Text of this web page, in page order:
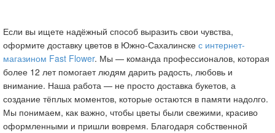
Если вы ищете надёжный способ выразить свои чувства,
оформите доставку цветов в Южно-Сахалинске с интернет-
магазином Fast Flower. Мы — команда профессионалов, которая
более 12 лет помогает людям дарить радость, любовь и
внимание. Наша работа — не просто доставка букетов, а
создание тёплых моментов, которые остаются в памяти надолго.
Мы понимаем, как важно, чтобы цветы были свежими, красиво
оформленными и пришли вовремя. Благодаря собственной